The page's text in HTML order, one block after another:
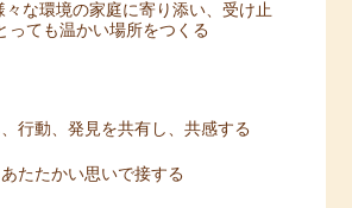
な環境の家庭に寄り添い、受け止
っても温かい場所をつくる
行動、発見を共有し、共感する
たたかい思いで接する